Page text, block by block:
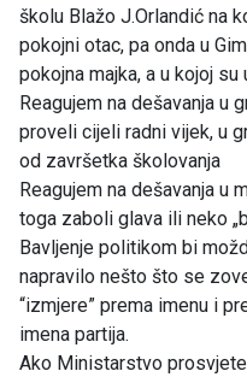
školu Blažo J.Orlandić na
pokojni otac, pa onda u
pokojna majka, a u kojoj su
Reagujem na dešavanja u
proveli cijeli radni vijek, u
od završetka školovanja
Reagujem na dešavanja u
toga zaboli glava ili neko
Bavljenje politikom bi
napravilo nešto što se
“izmjere” prema imenu i
imena partija.
Ako Ministarstvo